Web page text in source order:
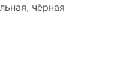
чёрная